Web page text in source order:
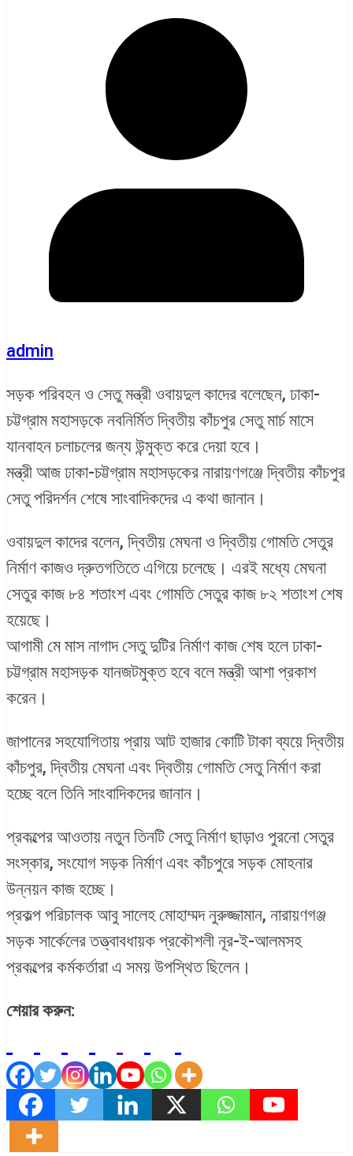
admin
সড়ক পরিবহন ও সেতু মন্ত্রী ওবায়দুল কাদের বলেছেন, ঢাকা-
চট্টগ্রাম মহাসড়কে নবনির্মিত দ্বিতীয় কাঁচপুর সেতু মার্চ মাসে
যানবাহন চলাচলের জন্য উন্মুক্ত করে দেয়া হবে।
মন্ত্রী আজ ঢাকা-চট্টগ্রাম মহাসড়কের নারায়ণগঞ্জে দ্বিতীয় কাঁচপুর
সেতু পরিদর্শন শেষে সাংবাদিকদের এ কথা জানান।
ওবায়দুল কাদের বলেন, দ্বিতীয় মেঘনা ও দ্বিতীয় গোমতি সেতুর
নির্মাণ কাজও দ্রুতগতিতে এগিয়ে চলেছে। এরই মধ্যে মেঘনা
সেতুর কাজ ৮৪ শতাংশ এবং গোমতি সেতুর কাজ ৮২ শতাংশ শেষ
হয়েছে।
আগামী মে মাস নাগাদ সেতু দুটির নির্মাণ কাজ শেষ হলে ঢাকা-
চট্টগ্রাম মহাসড়ক যানজটমুক্ত হবে বলে মন্ত্রী আশা প্রকাশ
করেন।
জাপানের সহযোগিতায় প্রায় আট হাজার কোটি টাকা ব্যয়ে দ্বিতীয়
কাঁচপুর, দ্বিতীয় মেঘনা এবং দ্বিতীয় গোমতি সেতু নির্মাণ করা
হচ্ছে বলে তিনি সাংবাদিকদের জানান।
প্রকল্পের আওতায় নতুন তিনটি সেতু নির্মাণ ছাড়াও পুরনো সেতুর
সংস্কার, সংযোগ সড়ক নির্মাণ এবং কাঁচপুরে সড়ক মোহনার
উন্নয়ন কাজ হচ্ছে।
প্রকল্প পরিচালক আবু সালেহ মোহাম্মদ নুরুজ্জামান, নারায়ণগঞ্জ
সড়ক সার্কেলের তত্ত্বাবধায়ক প্রকৌশলী নূর-ই-আলমসহ
প্রকল্পের কর্মকর্তারা এ সময় উপস্থিত ছিলেন।
শেয়ার করুন: